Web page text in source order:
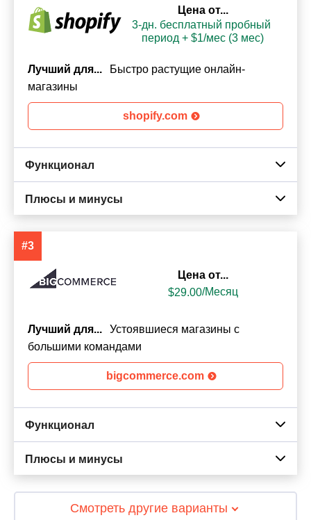
Цена от...
3-дн. бесплатный пробный
период + $1/мес (3 мес)
Лучший для...
Быстро растущие онлайн-
магазины
shopify.com
Функционал
Плюсы и минусы
#3
Цена от...
$29.00/Месяц
Лучший для...
Устоявшиеся магазины с
большими командами
bigcommerce.com
Функционал
Плюсы и минусы
Смотреть другие варианты